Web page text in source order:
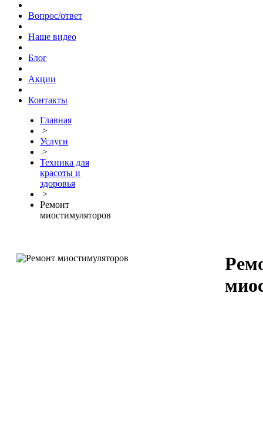
Вопрос/ответ
Наше видео
Блог
Акции
Контакты
Главная
>
Услуги
>
Техника для
красоты и
здоровья
>
Ремонт
миостимуляторов